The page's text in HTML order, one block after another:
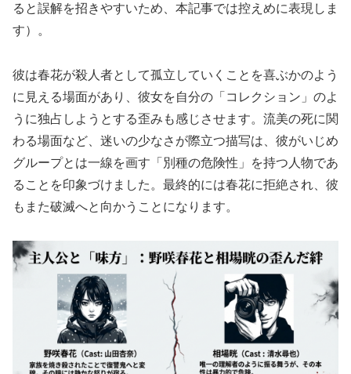
ると誤解を招きやすいため、本記事では控えめに表現しま
す）。
彼は春花が殺人者として孤立していくことを喜ぶかのよう
に見える場面があり、彼女を自分の「コレクション」のよ
うに独占しようとする歪みも感じさせます。流美の死に関
わる場面など、迷いの少なさが際立つ描写は、彼がいじめ
グループとは一線を画す「別種の危険性」を持つ人物であ
ることを印象づけました。最終的には春花に拒絶され、彼
もまた破滅へと向かうことになります。